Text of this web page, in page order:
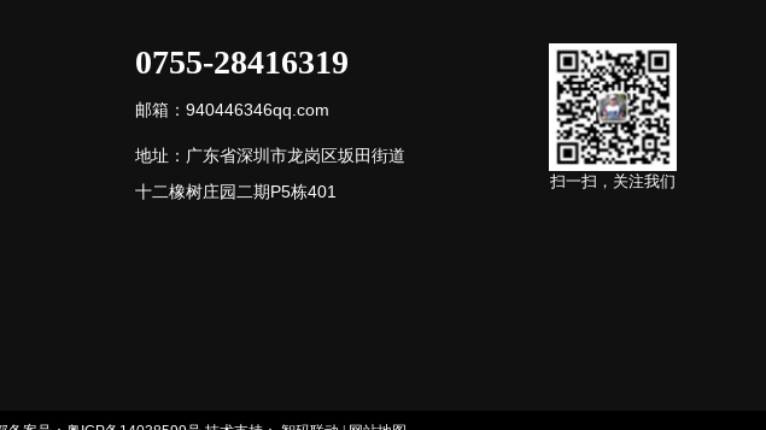
0755-28416319
邮箱：940446346qq.com
地址：广东省深圳市龙岗区坂田街道
十二橡树庄园二期P5栋401
扫一扫，关注我们